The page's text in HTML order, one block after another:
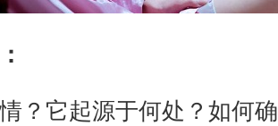
？它起源于何处？如何